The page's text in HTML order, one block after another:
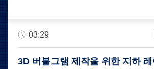
03:29
3D 버블그램 제작을 위한 지하 레